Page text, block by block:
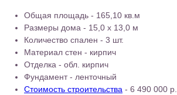
Общая площадь - 165,10 кв.м
Размеры дома - 15,0 x 13,0 м
Количество спален - 3 шт.
Материал стен - кирпич
Отделка - обл. кирпич
Фундамент - ленточный
Стоимость строительства - 6 490 000 р.